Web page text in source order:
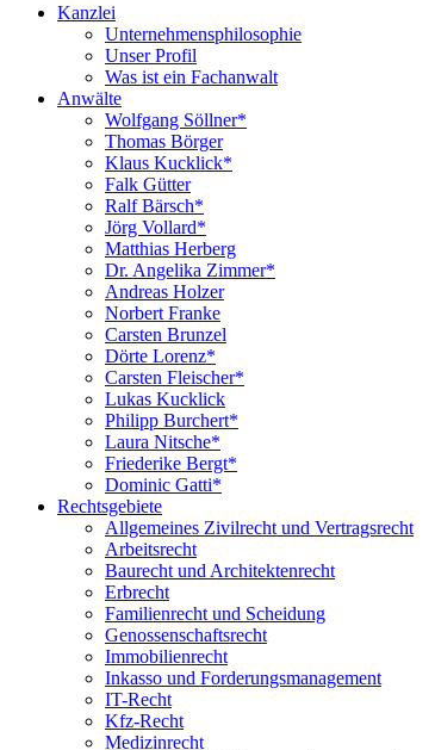
Kanzlei
Unternehmensphilosophie
Unser Profil
Was ist ein Fachanwalt
Anwälte
Wolfgang Söllner*
Thomas Börger
Klaus Kucklick*
Falk Gütter
Ralf Bärsch*
Jörg Vollard*
Matthias Herberg
Dr. Angelika Zimmer*
Andreas Holzer
Norbert Franke
Carsten Brunzel
Dörte Lorenz*
Carsten Fleischer*
Lukas Kucklick
Philipp Burchert*
Laura Nitsche*
Friederike Bergt*
Dominic Gatti*
Rechtsgebiete
Allgemeines Zivilrecht und Vertragsrecht
Arbeitsrecht
Baurecht und Architektenrecht
Erbrecht
Familienrecht und Scheidung
Genossenschaftsrecht
Immobilienrecht
Inkasso und Forderungsmanagement
IT-Recht
Kfz-Recht
Medizinrecht